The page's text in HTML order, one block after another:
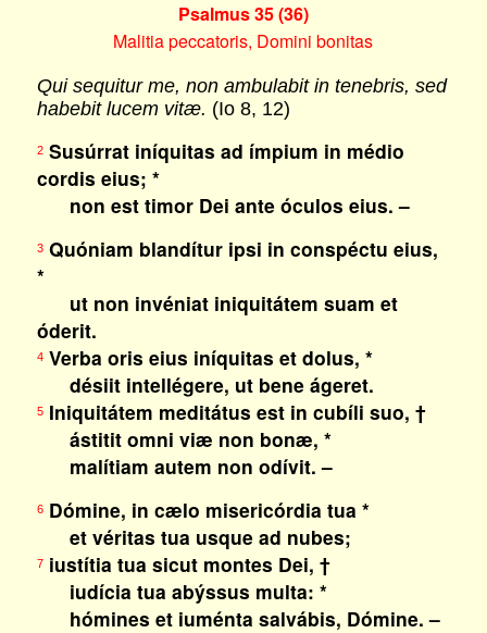
Psalmus 35 (36)
Malitia peccatoris, Domini bonitas
Qui sequitur me, non ambulabit in tenebris, sed
habebit lucem vitæ. (Io 8, 12)
2Susúrrat iníquitas ad ímpium in médio
cordis eius; *
non est timor Dei ante óculos eius. –
3Quóniam blandítur ipsi in conspéctu eius,
*
ut non invéniat iniquitátem suam et
óderit.
4Verba oris eius iníquitas et dolus, *
désiit intellégere, ut bene ágeret.
5Iniquitátem meditátus est in cubíli suo, †
ástitit omni viæ non bonæ, *
malítiam autem non odívit. –
6Dómine, in cælo misericórdia tua *
et véritas tua usque ad nubes;
7iustítia tua sicut montes Dei, †
iudícia tua abýssus multa: *
hómines et iuménta salvábis, Dómine. –